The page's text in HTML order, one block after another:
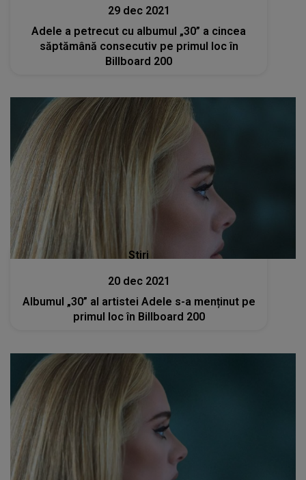
29 dec 2021
Adele a petrecut cu albumul „30” a cincea
săptămână consecutiv pe primul loc în
Billboard 200
Stiri
20 dec 2021
Albumul „30” al artistei Adele s-a menținut pe
primul loc în Billboard 200